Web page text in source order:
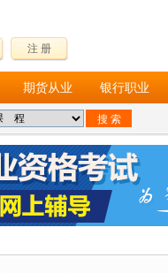
注 册
期货从业 银行职业